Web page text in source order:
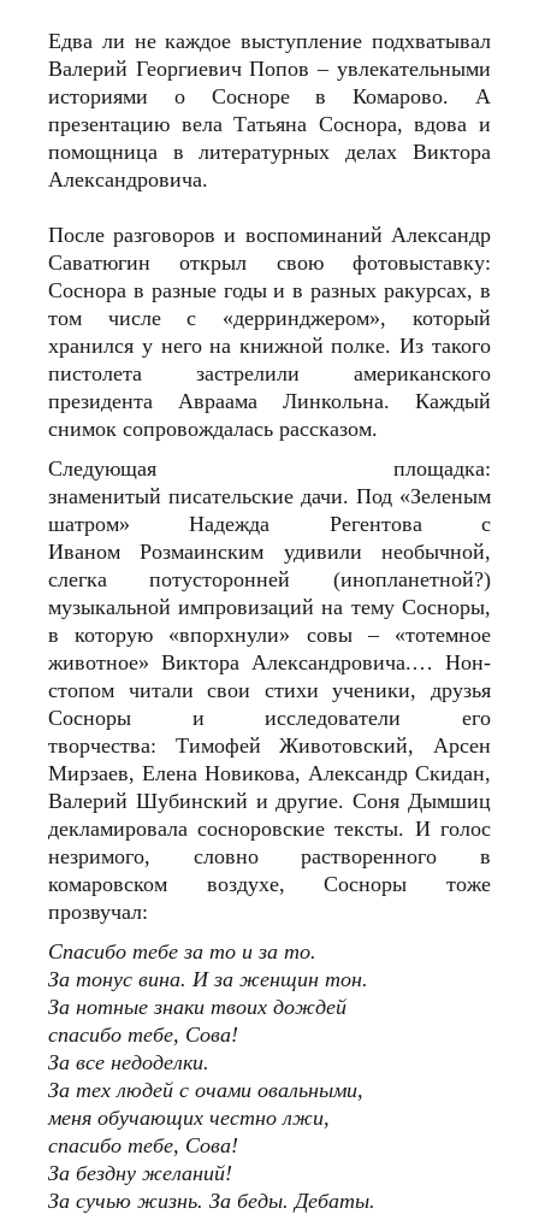
Едва ли не каждое выступление подхватывал
Валерий Георгиевич Попов – увлекательными
историями о Сосноре в Комарово. А
презентацию вела Татьяна Соснора, вдова и
помощница в литературных делах Виктора
Александровича.
После разговоров и воспоминаний Александр
Саватюгин открыл свою фотовыставку:
Соснора в разные годы и в разных ракурсах, в
том числе с «дерринджером», который
хранился у него на книжной полке. Из такого
пистолета застрелили американского
президента Авраама Линкольна. Каждый
снимок сопровождалась рассказом.
Следующая площадка:
знаменитый писательские дачи. Под «Зеленым
шатром» Надежда Регентова с
Иваном Розмаинским удивили необычной,
слегка потусторонней (инопланетной?)
музыкальной импровизаций на тему Сосноры,
в которую «впорхнули» совы – «тотемное
животное» Виктора Александровича.… Нон-
стопом читали свои стихи ученики, друзья
Сосноры и исследователи его
творчества: Тимофей Животовский, Арсен
Мирзаев, Елена Новикова, Александр Скидан,
Валерий Шубинский и другие. Соня Дымшиц
декламировала сосноровские тексты. И голос
незримого, словно растворенного в
комаровском воздухе, Сосноры тоже
прозвучал:
Спасибо тебе за то и за то.
За тонус вина. И за женщин тон.
За нотные знаки твоих дождей
спасибо тебе, Сова!
За все недоделки.
За тех людей с очами овальными,
меня обучающих честно лжи,
спасибо тебе, Сова!
За бездну желаний!
За сучью жизнь. За беды. Дебаты.